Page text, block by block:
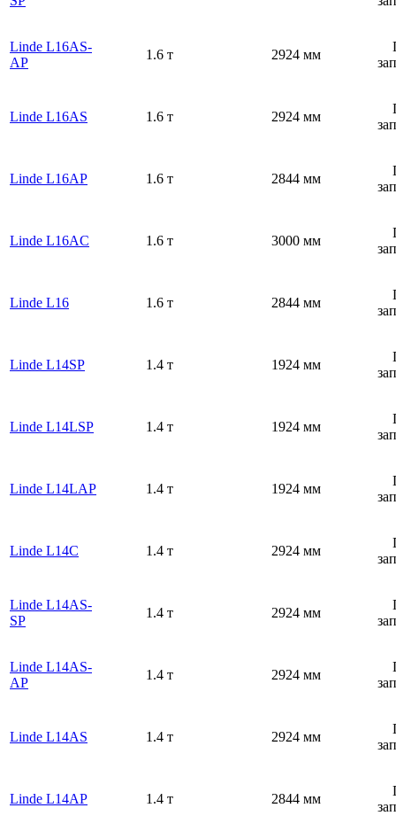
Linde L16AS-
AP
1.6 т 2924 мм
Linde L16AS 1.6 т 2924 мм
Linde L16AP 1.6 т 2844 мм
Linde L16AC 1.6 т 3000 мм
Linde L16 1.6 т 2844 мм
Linde L14SP 1.4 т 1924 мм
Linde L14LSP 1.4 т 1924 мм
Linde L14LAP 1.4 т 1924 мм
Linde L14C 1.4 т 2924 мм
Linde L14AS-
SP
1.4 т 2924 мм
Linde L14AS-
AP
1.4 т 2924 мм
Linde L14AS 1.4 т 2924 мм
Linde L14AP 1.4 т 2844 мм